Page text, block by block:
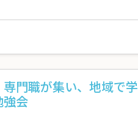
専門職が集い、地域で学
強会